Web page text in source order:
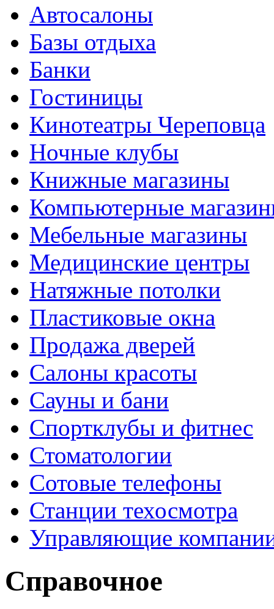
Автосалоны
Базы отдыха
Банки
Гостиницы
Кинотеатры Череповца
Ночные клубы
Книжные магазины
Компьютерные
Мебельные магазины
Медицинские центры
Натяжные потолки
Пластиковые окна
Продажа дверей
Салоны красоты
Сауны и бани
Спортклубы и фитнес
Стоматологии
Сотовые телефоны
Станции техосмотра
Управляющие
Справочное